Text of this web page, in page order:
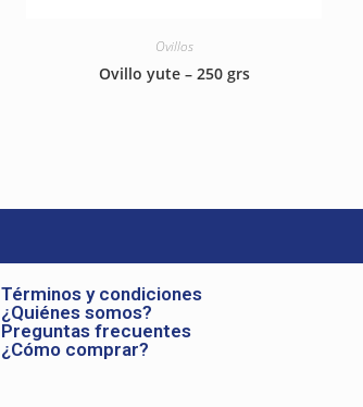
Ovillos
Ovillo yute – 250 grs
Términos y condiciones
¿Quiénes somos?
Preguntas frecuentes
¿Cómo comprar?